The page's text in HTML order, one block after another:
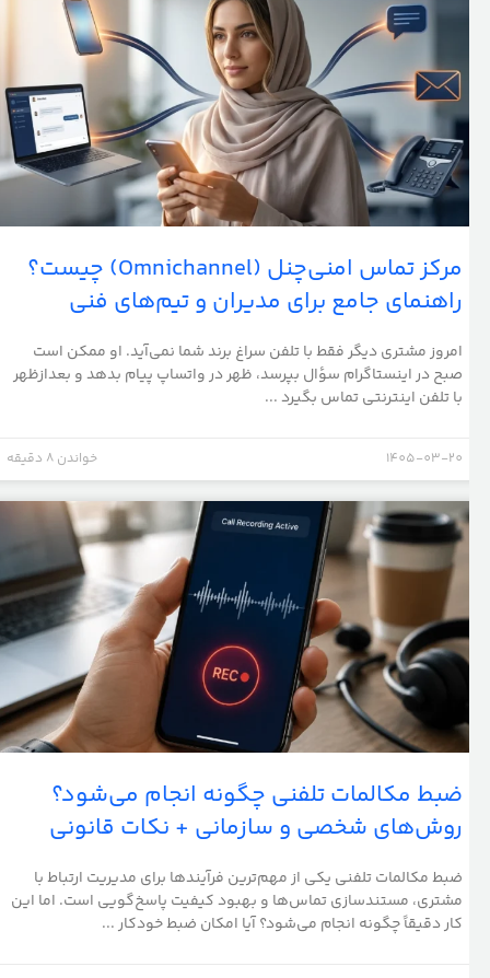
مرکز تماس امنی‌چنل (Omnichannel) چیست؟
راهنمای جامع برای مدیران و تیم‌های فنی
امروز مشتری دیگر فقط با تلفن سراغ برند شما نمی‌آید. او ممکن است
صبح در اینستاگرام سؤال بپرسد، ظهر در واتساپ پیام بدهد و بعدازظهر
با تلفن اینترنتی تماس بگیرد ...
1405-03-20 خواندن 8 دقیقه
ضبط مکالمات تلفنی چگونه انجام می‌شود؟
روش‌های شخصی و سازمانی + نکات قانونی
ضبط مکالمات تلفنی یکی از مهم‌ترین فرآیندها برای مدیریت ارتباط با
مشتری، مستندسازی تماس‌ها و بهبود کیفیت پاسخ‌گویی است. اما این
کار دقیقاً چگونه انجام می‌شود؟ آیا امکان ضبط خودکار ...